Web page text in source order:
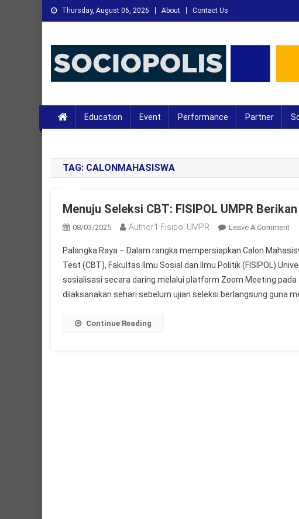
Skip
to
Thursday, August 06, 2026 About Contact Us
Education Event Performance Partner
TAG: CALONMAHASISWA
Menuju Seleksi CBT: FISIPOL UMPR
08/03/2025 Author1 Fisipol UMPR Leave A CommentOn
Palangka Raya – Dalam rangka mempersiapkan Calon
Test (CBT), Fakultas Ilmu Sosial dan Ilmu Politik (FISIPOL)
sosialisasi secara daring melalui platform Zoom Meeting pada
dilaksanakan sehari sebelum ujian seleksi berlangsung guna
Continue Reading